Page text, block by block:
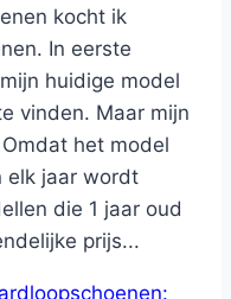
kocht ik
In eerste
huidige model
vinden. Maar mijn
het model
elk jaar wordt
die 1 jaar oud
prijs...